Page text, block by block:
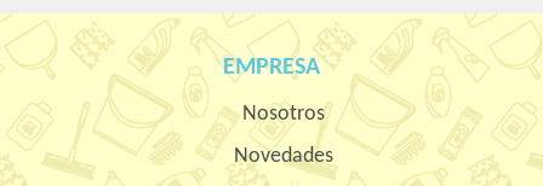
EMPRESA
Nosotros
Novedades